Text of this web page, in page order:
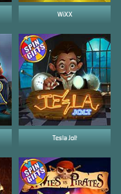
Tesla Jolt
WiXX